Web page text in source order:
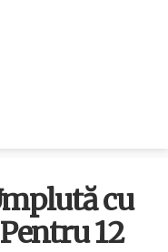
cu
12